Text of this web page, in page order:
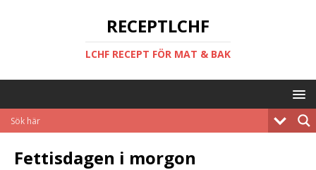
RECEPTLCHF
LCHF RECEPT FÖR MAT & BAK
Fettisdagen i morgon